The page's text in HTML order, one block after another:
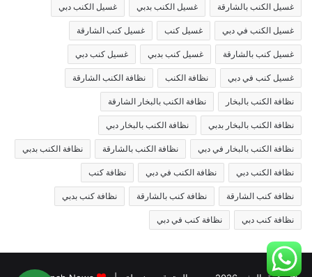
غسيل الكنب بالشارقة غسيل الكنب بدبي غسيل الكنب دبي
غسيل الكنب في دبي غسيل كنب غسيل كنب الشارقة
غسيل كنب بالشارقة غسيل كنب بدبي غسيل كنب دبي
غسيل كنب في دبي نظافة الكنب نظافة الكنب الشارقة
نظافة الكنب بالبخار نظافة الكنب بالبخار الشارقة
نظافة الكنب بالبخار بدبي نظافة الكنب بالبخار دبي
نظافة الكنب بالبخار في دبي نظافة الكنب بالشارقة نظافة الكنب بدبي
نظافة الكنب دبي نظافة الكنب في دبي نظافة كنب
نظافة كنب الشارقة نظافة كنب بالشارقة نظافة كنب بدبي
نظافة كنب دبي نظافة كنب في دبي